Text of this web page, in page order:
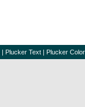
| Plucker Text | Plucker Color